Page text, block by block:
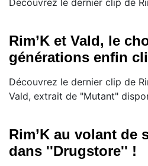
Découvrez le dernier clip de
Rim’K et Vald, le
générations enfin
Découvrez le dernier clip de
Vald, extrait de "Mutant"
Rim’K au volant de
dans ''Drugstore'' !